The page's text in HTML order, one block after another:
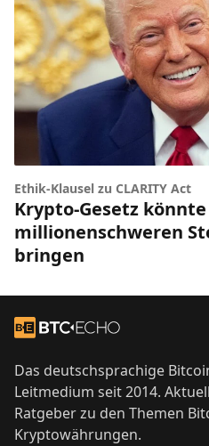
Ethik-Klausel zu CLARITY Act
Krypto-Gesetz
millionenschweren
bringen
Zur Startseite
Das deutschsprachige
Leitmedium seit 2014.
Ratgeber zu den Themen
Kryptowährungen.